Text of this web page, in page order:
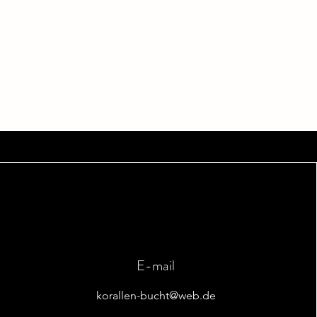
E-mail
korallen-bucht@web.de